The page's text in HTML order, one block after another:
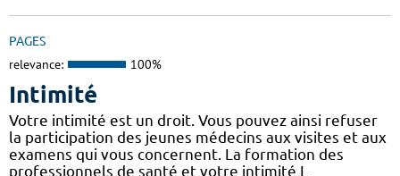
PAGES
relevance: 100%
Intimité
Votre intimité est un droit. Vous pouvez ainsi refuser
la participation des jeunes médecins aux visites et aux
examens qui vous concernent. La formation des
professionnels de santé et votre intimité L